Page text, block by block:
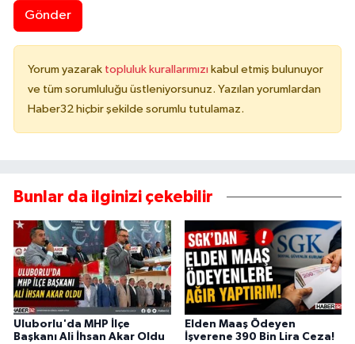
Gönder
Yorum yazarak topluluk kurallarımızı kabul etmiş bulunuyor
ve tüm sorumluluğu üstleniyorsunuz. Yazılan yorumlardan
Haber32 hiçbir şekilde sorumlu tutulamaz.
Bunlar da ilginizi çekebilir
Uluborlu'da MHP İlçe
Başkanı Ali İhsan Akar Oldu
Elden Maaş Ödeyen
İşverene 390 Bin Lira Ceza!